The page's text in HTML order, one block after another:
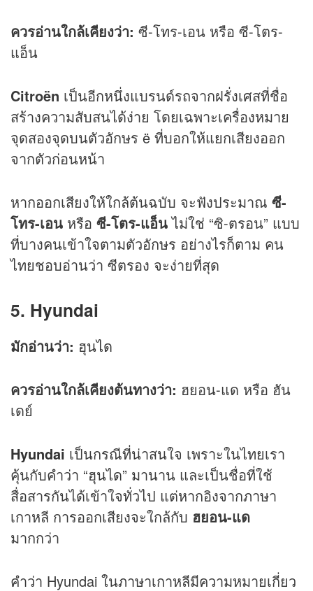
ควรอ่านใกล้เคียงว่า: ซี-โทร-เอน หรือ ซี-โตร-
แอ็น
Citroën เป็นอีกหนึ่งแบรนด์รถจากฝรั่งเศสที่ชื่อ
สร้างความสับสนได้ง่าย โดยเฉพาะเครื่องหมาย
จุดสองจุดบนตัวอักษร ë ที่บอกให้แยกเสียงออก
จากตัวก่อนหน้า
หากออกเสียงให้ใกล้ต้นฉบับ จะฟังประมาณ ซี-
โทร-เอน หรือ ซี-โตร-แอ็นไม่ใช่ “ซิ-ตรอน” แบบ
ที่บางคนเข้าใจตามตัวอักษร อย่างไรก็ตาม คน
ไทยชอบอ่านว่า ซีตรอง จะง่ายที่สุด
5. Hyundai
มักอ่านว่า: ฮุนได
ควรอ่านใกล้เคียงต้นทางว่า: ฮยอน-แด หรือ ฮัน
เดย์
Hyundai เป็นกรณีที่น่าสนใจ เพราะในไทยเรา
คุ้นกับคำว่า “ฮุนได” มานาน และเป็นชื่อที่ใช้
สื่อสารกันได้เข้าใจทั่วไป แต่หากอิงจากภาษา
เกาหลี การออกเสียงจะใกล้กับ ฮยอน-แด
มากกว่า
คำว่า Hyundai ในภาษาเกาหลีมีความหมายเกี่ยว